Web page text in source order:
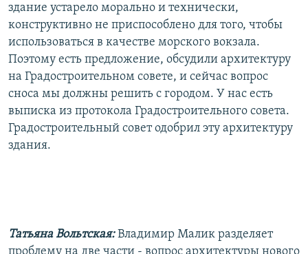
здание устарело морально и технически,
конструктивно не приспособлено для того, чтобы
использоваться в качестве морского вокзала.
Поэтому есть предложение, обсудили архитектуру
на Градостроительном совете, и сейчас вопрос
сноса мы должны решить с городом. У нас есть
выписка из протокола Градостроительного совета.
Градостроительный совет одобрил эту архитектуру
здания.
Татьяна Вольтская: Владимир Малик разделяет